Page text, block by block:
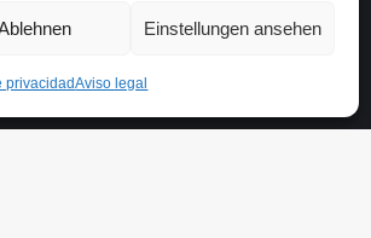
Einstellungen ansehen
privacidadAviso legal
Todos los derechos reservados